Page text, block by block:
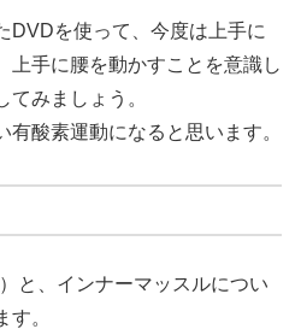
DVDを使って、今度は上手に
上手に腰を動かすことを意識し
みましょう。
酸素運動になると思います。
と、インナーマッスルについ
。